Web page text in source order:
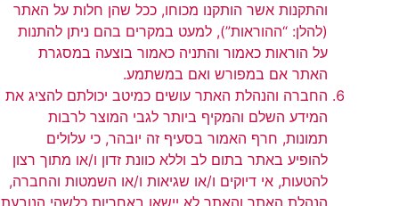
והתקנות אשר הותקנו מכוחו, ככל שהן חלות על האתר
(להלן: “ההוראות”), למעט במקרים בהם ניתן להתנות
על הוראות כאמור והתניה כאמור בוצעה במסגרת
האתר אם במפורש ואם במשתמע.
החברה והנהלת האתר עושים כמיטב יכולתם להציג את
המידע השלם והמקיף ביותר לגבי המוצר לרבות
תמונות, חרף האמור בסעיף זה יובהר, כי עלולים
להופיע באתר בתום לב וללא כוונת זדון ו/או מתוך רצון
להטעות, אי דיוקים ו/או שגיאות ו/או השמטות והחברה,